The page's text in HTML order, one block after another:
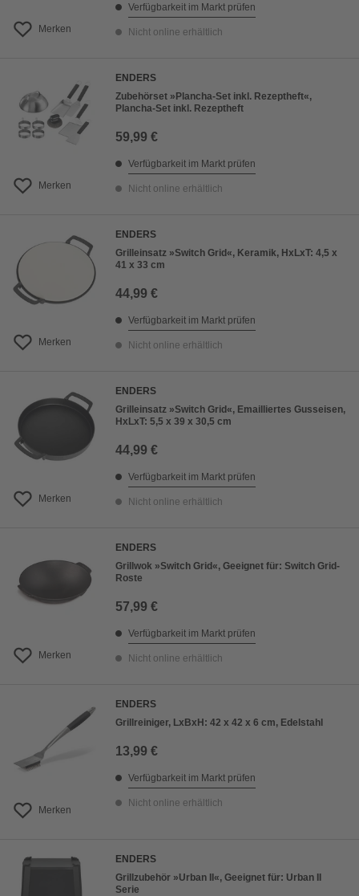
Merken
Verfügbarkeit im Markt prüfen
Nicht online erhältlich
Merken
ENDERS
Zubehörset »Plancha-Set inkl. Rezeptheft«,
Plancha-Set inkl. Rezeptheft
59,99 €
Verfügbarkeit im Markt prüfen
Nicht online erhältlich
Merken
ENDERS
Grilleinsatz »Switch Grid«, Keramik, HxLxT: 4,5 x
41 x 33 cm
44,99 €
Verfügbarkeit im Markt prüfen
Nicht online erhältlich
Merken
ENDERS
Grilleinsatz »Switch Grid«, Emailliertes Gusseisen,
HxLxT: 5,5 x 39 x 30,5 cm
44,99 €
Verfügbarkeit im Markt prüfen
Nicht online erhältlich
Merken
ENDERS
Grillwok »Switch Grid«, Geeignet für: Switch Grid-
Roste
57,99 €
Verfügbarkeit im Markt prüfen
Nicht online erhältlich
Merken
ENDERS
Grillreiniger, LxBxH: 42 x 42 x 6 cm, Edelstahl
13,99 €
Verfügbarkeit im Markt prüfen
Nicht online erhältlich
ENDERS
Grillzubehör »Urban II«, Geeignet für: Urban II
Serie